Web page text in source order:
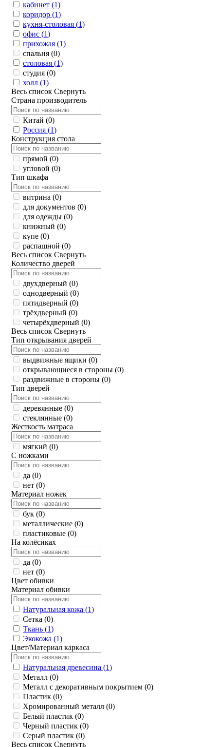
кабинет (1)
коридор (1)
кухня-столовая (1)
офис (1)
прихожая (1)
спальня (0)
столовая (1)
студия (0)
холл (1)
Весь список Свернуть
Страна производитель
Китай (0)
Россия (1)
Конструкция стола
прямой (0)
угловой (0)
Тип шкафа
витрина (0)
для документов (0)
для одежды (0)
книжный (0)
купе (0)
распашной (0)
Весь список Свернуть
Количество дверей
двухдверный (0)
однодверный (0)
пятидверный (0)
трёхдверный (0)
четырёхдверный (0)
Весь список Свернуть
Тип открывания дверей
выдвижные ящики (0)
открывающиеся в стороны (0)
раздвижные в стороны (0)
Тип дверей
деревянные (0)
стеклянные (0)
Жесткость матраса
мягкий (0)
С ножками
да (0)
нет (0)
Материал ножек
бук (0)
металлические (0)
пластиковые (0)
На колёсиках
да (0)
нет (0)
Цвет обивки
Материал обивки
Натуральная кожа (1)
Сетка (0)
Ткань (1)
Экокожа (1)
Цвет/Материал каркаса
Натуральная древесина (1)
Металл (0)
Металл с декоративным покрытием (0)
Пластик (0)
Хромированный металл (0)
Белый пластик (0)
Черный пластик (0)
Серый пластик (0)
Весь список Свернуть